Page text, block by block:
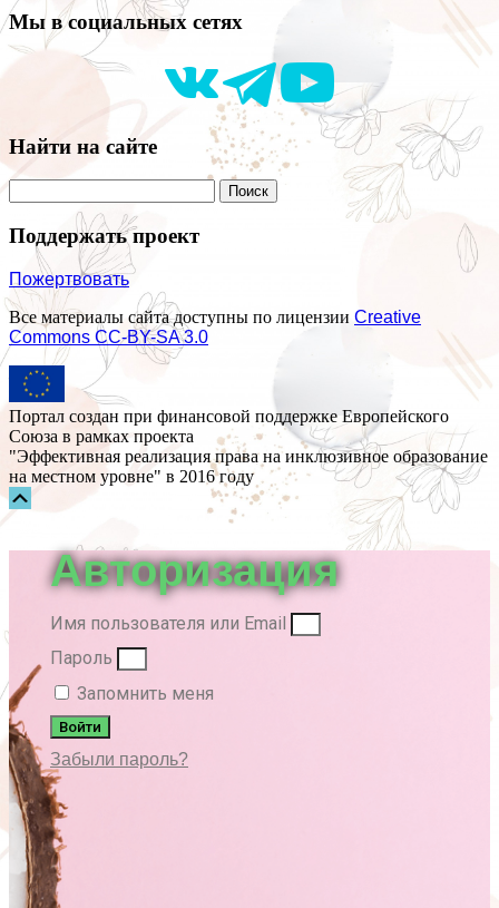
Мы в социальных сетях
Найти на сайте
Поддержать проект
Пожертвовать
Все материалы сайта доступны по лицензии Creative
Commons СС-BY-SA 3.0
Портал создан при финансовой поддержке Европейского
Союза в рамках проекта
"Эффективная реализация права на инклюзивное образование
на местном уровне" в 2016 году
Авторизация
Имя пользователя или Email
Пароль
Запомнить меня
Войти
Забыли пароль?